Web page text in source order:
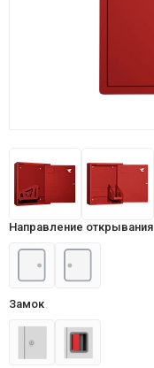
Направление открывания
Замок